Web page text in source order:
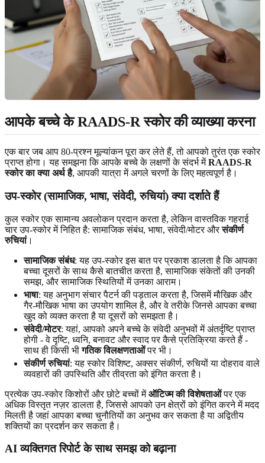
आपके बच्चे के RAADS-R स्कोर की व्याख्या करना
एक बार जब आप 80-प्रश्न मूल्यांकन पूरा कर लेते हैं, तो आपको तुरंत एक स्कोर
प्राप्त होगा। यह समझना कि आपके बच्चे के लक्षणों के संदर्भ मेंRAADS-R
स्कोर का क्या अर्थ है, आपकी यात्रा में अगले चरणों के लिए महत्वपूर्ण है।
उप-स्कोर (सामाजिक, भाषा, संवेदी, रुचियां) क्या दर्शाते हैं
कुल स्कोर एक सामान्य अवलोकन प्रदान करता है, लेकिन वास्तविक गहराई
चार उप-स्कोर में निहित है: सामाजिक संबंध, भाषा, संवेदी/मोटर औरसंकीर्ण
रुचियां।
सामाजिक संबंध: यह उप-स्कोर इस बात पर प्रकाश डालता है कि आपका
बच्चा दूसरों के साथ कैसे बातचीत करता है, सामाजिक संकेतों की उनकी
समझ, और सामाजिक स्थितियों में उनका आराम।
भाषा: यह अनुभाग संचार पैटर्न की पड़ताल करता है, जिसमें मौखिक और
गैर-मौखिक भाषा का उपयोग शामिल है, और वे तरीके जिनसे आपका बच्चा
खुद को व्यक्त करता है या दूसरों को समझता है।
संवेदी/मोटर: यहां, आपको अपने बच्चे के संवेदी अनुभवों में अंतर्दृष्टि प्राप्त
होगी - वे दृष्टि, ध्वनि, बनावट और स्वाद पर कैसे प्रतिक्रिया करते हैं -
साथ ही किसी भीगतिक विलक्षणताओंपर भी।
संकीर्ण रुचियां: यह स्कोर विशिष्ट, अक्सर संकीर्ण, रुचियों या दोहराव वाले
व्यवहारों की उपस्थिति और तीव्रता को इंगित करता है।
प्रत्येक उप-स्कोर किशोरों और छोटे बच्चों मेंऑटिज्म की विशेषताओंपर एक
अधिक विस्तृत नज़र डालता है, जिससे आपको उन क्षेत्रों को इंगित करने में मदद
मिलती है जहां आपका बच्चा चुनौतियों का अनुभव कर सकता है या अद्वितीय
शक्तियों का प्रदर्शन कर सकता है।
AI व्यक्तिगत रिपोर्ट के साथ समझ को बढ़ाना